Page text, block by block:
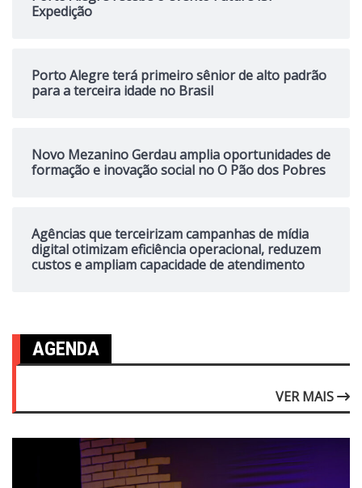
Expedição
Porto Alegre terá primeiro sênior de alto padrão
para a terceira idade no Brasil
Novo Mezanino Gerdau amplia oportunidades de
formação e inovação social no O Pão dos Pobres
Agências que terceirizam campanhas de mídia
digital otimizam eficiência operacional, reduzem
custos e ampliam capacidade de atendimento
AGENDA
VER MAIS